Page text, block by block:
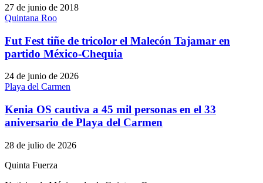
27 de junio de 2018
Quintana Roo
Fut Fest tiñe de tricolor el Malecón Tajamar en
partido México-Chequia
24 de junio de 2026
Playa del Carmen
Kenia OS cautiva a 45 mil personas en el 33
aniversario de Playa del Carmen
28 de julio de 2026
Quinta Fuerza